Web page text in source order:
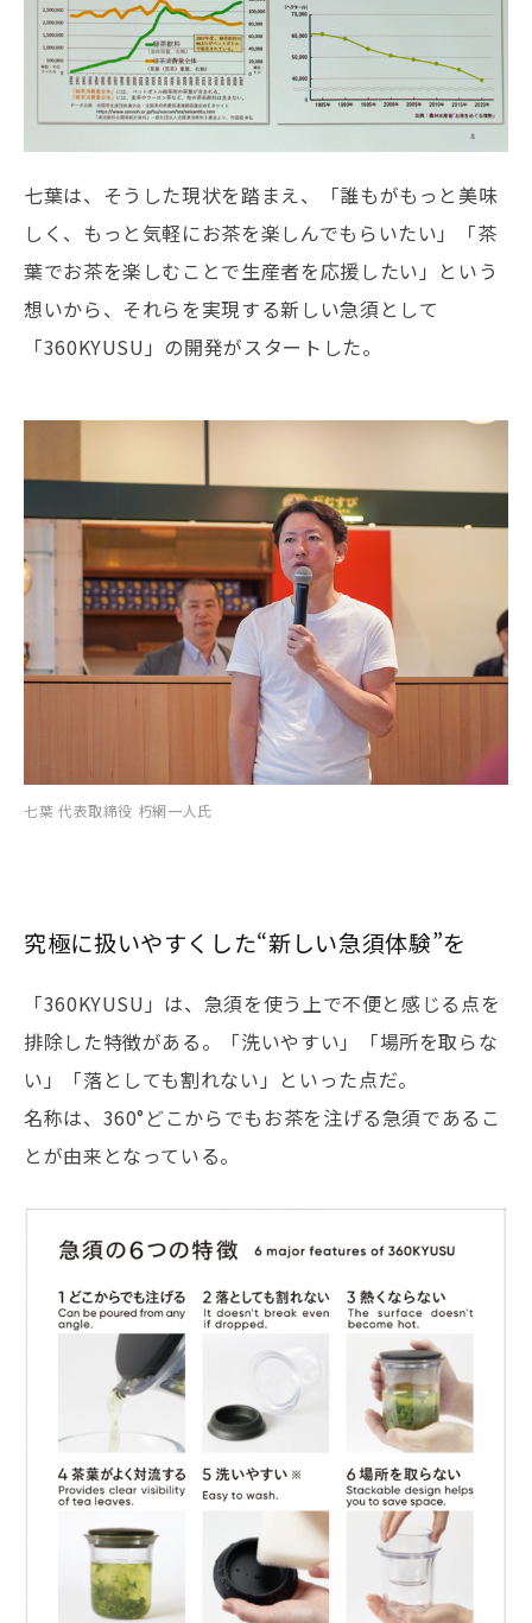
七葉は、そうした現状を踏まえ、「誰もがもっと美味
しく、もっと気軽にお茶を楽しんでもらいたい」「茶
葉でお茶を楽しむことで生産者を応援したい」という
想いから、それらを実現する新しい急須として
「360KYUSU」の開発がスタートした。
七葉 代表取締役 朽網一人氏
究極に扱いやすくした“新しい急須体験”を
「360KYUSU」は、急須を使う上で不便と感じる点を
排除した特徴がある。「洗いやすい」「場所を取らな
い」「落としても割れない」といった点だ。
名称は、360°どこからでもお茶を注げる急須であるこ
とが由来となっている。